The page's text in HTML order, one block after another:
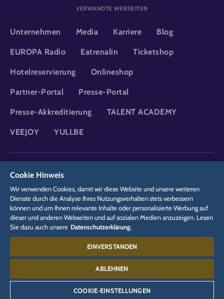
VERWANDTE WEBSEITEN
Unternehmen Media Karriere Blog
EUROPA Radio Eatrenalin Ticketshop
Hotelreservierung Onlineshop
Partner-Portal Presse-Portal
Presse-Akkreditierung TALENT ACADEMY
VEEJOY YULLBE
Kontakt:
07822 77-6688
Europa-Park GmbH & Co Mack KG
Cookie Hinweis
Wir verwenden Cookies, damit wir diese Website und unsere weiteren
Dienste durch die Analyse Ihres Nutzungsverhalten stets verbessern
können und um Ihnen relevante Inhalte oder personalisierte Werbung auf
dieser und anderen Webseiten und auf sozialen Medien anzuzeigen. Lesen
Sie dazu auch unsere Datenschutzerklärung.
EINVERSTANDEN
ABLEHNEN
COOKIE-EINSTELLUNGEN